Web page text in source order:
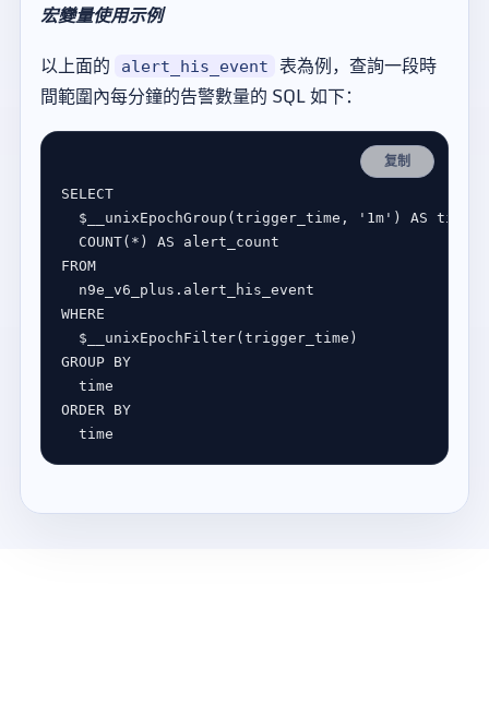
宏變量使用示例
以上面的
alert_his_event
表為例，查詢一段時
間範圍內每分鐘的告警數量的 SQL 如下：
复制
SELECT
$ __unixEpochGroup(trigger_time, '1m' ) AS
COUNT( * ) AS
FROM
WHERE
$
GROUP BY
ORDER BY